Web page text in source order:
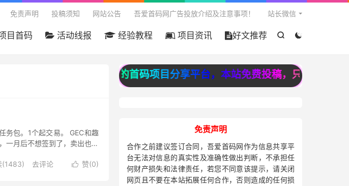


目首码 活动线报 经验教程 项目资讯 好文推荐
免责声明 投稿须知 网站公告 吾爱首码网广告投放介绍及注意事项！ 站长微信

务包。1个起交易。 GEC和趣
一月后不想签到了，卖出也能
 赞(0)
(1483) 去评论
爱首码网 - 国内最大的首码项目分享平台，本站免费投稿，只收录高质量
免责声明
合作之前建议签订合同，吾爱首码网作为信息共享平
台无法对信息的真实性及准确性做出判断，不承担任
何财产损失和法律责任，若您不同意该提示，请关闭
网页且不要在本站拓展任何合作，否则造成的任何损